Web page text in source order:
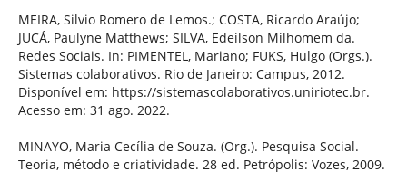
MEIRA, Silvio Romero de Lemos.; COSTA, Ricardo Araújo;
JUCÁ, Paulyne Matthews; SILVA, Edeilson Milhomem da.
Redes Sociais. In: PIMENTEL, Mariano; FUKS, Hulgo (Orgs.).
Sistemas colaborativos. Rio de Janeiro: Campus, 2012.
Disponível em: https://sistemascolaborativos.uniriotec.br.
Acesso em: 31 ago. 2022.
MINAYO, Maria Cecília de Souza. (Org.). Pesquisa Social.
Teoria, método e criatividade. 28 ed. Petrópolis: Vozes, 2009.